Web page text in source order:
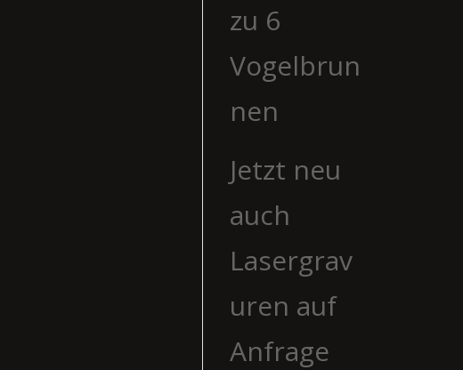
zu 6
Vogelbrun
nen
Jetzt neu
auch
Lasergrav
uren auf
Anfrage